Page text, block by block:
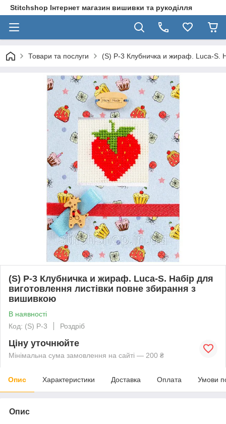
Stitchshop Інтернет магазин вишивки та рукоділля
Товари та послуги (S) P-3 Клубничка и жираф. Luca-S.
(S) P-3 Клубничка и жираф. Luca-S. Набір для
виготовлення листівки повне збирання з
вишивкою
В наявності
Код: (S) P-3
Роздріб
Ціну уточнюйте
Мінімальна сума замовлення на сайті — 200 ₴
Опис Характеристики Доставка Оплата Умови
Опис